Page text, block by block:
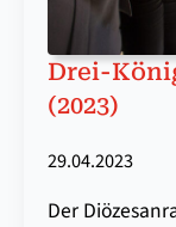
Drei-
(2023)
29.04.2023
Der